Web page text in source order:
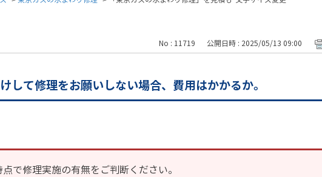
No : 11719 公開日時 : 2025/05/13 09:00
して修理をお願いしない場合、費用はかかるか。
で修理実施の有無をご判断ください。